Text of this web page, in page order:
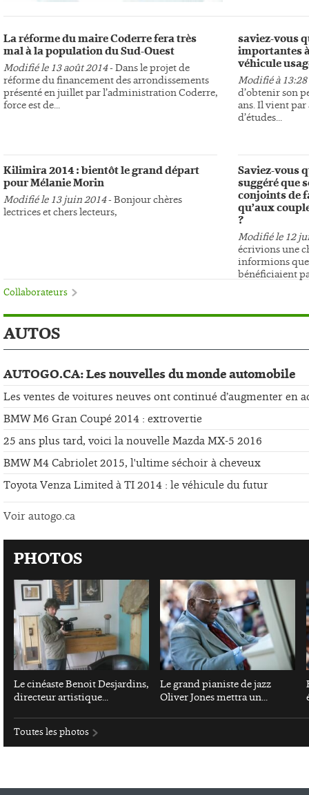
La réforme du maire Coderre fera très
mal à la population du Sud-Ouest
Modifié le 13 août 2014- Dans le projet de
réforme du financement des arrondissements
présenté en juillet par l’administration Coderre,
force est de...
Kilimira 2014 : bientôt le grand départ
pour Mélanie Morin
Modifié le 13 juin 2014- Bonjour chères
lectrices et chers lecteurs,
saviez-vous
importantes
véhicule
Modifié à 13:28
d’obtenir son
ans. Il vient
d’études...
Saviez-vous
suggéré que
conjoints de
qu’aux
?
Modifié le 12
écrivions une
informions
bénéficiaient
Collaborateurs
AUTOS
AUTOGO.CA: Les nouvelles du monde automobile
Les ventes de voitures neuves ont continué d’augmenter en
BMW M6 Gran Coupé 2014 : extrovertie
25 ans plus tard, voici la nouvelle Mazda MX-5 2016
BMW M4 Cabriolet 2015, l'ultime séchoir à cheveux
Toyota Venza Limited à TI 2014 : le véhicule du futur
Voir autogo.ca
PHOTOS
Le cinéaste Benoit Desjardins,
directeur artistique...
Le grand pianiste de jazz
Oliver Jones mettra un...
Toutes les photos